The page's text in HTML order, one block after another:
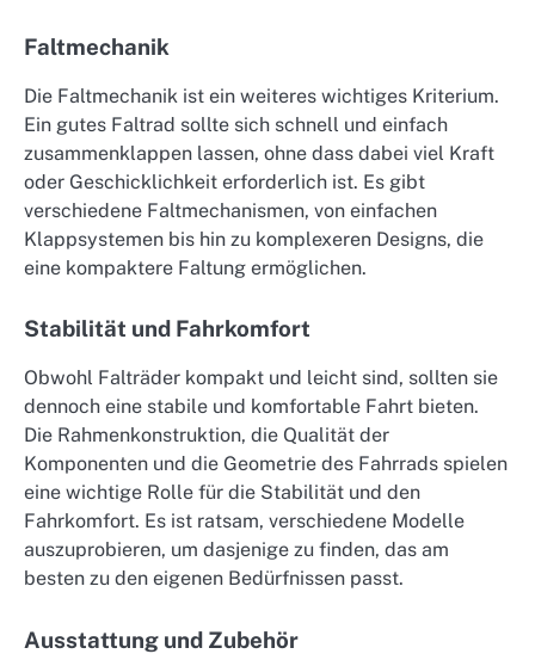
Faltmechanik
Die Faltmechanik ist ein weiteres wichtiges Kriterium.
Ein gutes Faltrad sollte sich schnell und einfach
zusammenklappen lassen, ohne dass dabei viel Kraft
oder Geschicklichkeit erforderlich ist. Es gibt
verschiedene Faltmechanismen, von einfachen
Klappsystemen bis hin zu komplexeren Designs, die
eine kompaktere Faltung ermöglichen.
Stabilität und Fahrkomfort
Obwohl Falträder kompakt und leicht sind, sollten sie
dennoch eine stabile und komfortable Fahrt bieten.
Die Rahmenkonstruktion, die Qualität der
Komponenten und die Geometrie des Fahrrads spielen
eine wichtige Rolle für die Stabilität und den
Fahrkomfort. Es ist ratsam, verschiedene Modelle
auszuprobieren, um dasjenige zu finden, das am
besten zu den eigenen Bedürfnissen passt.
Ausstattung und Zubehör